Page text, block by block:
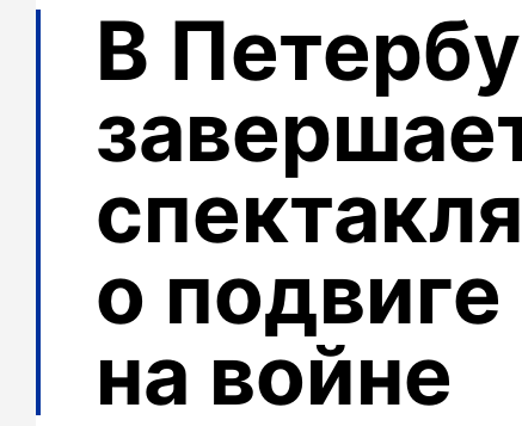
В
о
на войне